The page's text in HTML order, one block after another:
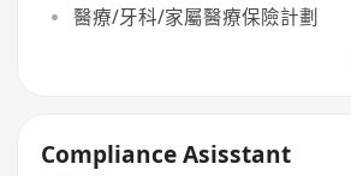
醫療/牙科/家屬醫療保險計劃
Compliance Asisstant